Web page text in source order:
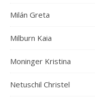
Milán Greta
Milburn Kaia
Moninger Kristina
Netuschil Christel